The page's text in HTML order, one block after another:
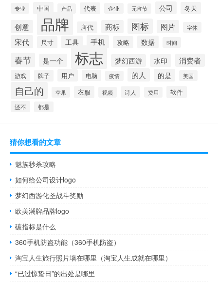
专业 中国 产品 代表 企业 元宵节 公司 冬天
创意 品牌 唐代 商标 图标 图片 字体
宋代 尺寸 工具 手机 攻略 数据 时间
春节 是一个 标志 梦幻西游 水印 消费者
游戏 牌子 用户 电脑 疫情 的人 的是 美国
自己的 苹果 衣服 视频 诗人 费用 软件
还不 都是
猜你想看的文章
魅族秒杀攻略
如何给公司设计logo
梦幻西游化圣战斗奖励
欧美潮牌品牌logo
碳指标是什么
360手机防盗功能（360手机防盗）
淘宝人生旅行照片墙在哪里（淘宝人生成就在哪里）
“已过惊蛰日”的出处是哪里